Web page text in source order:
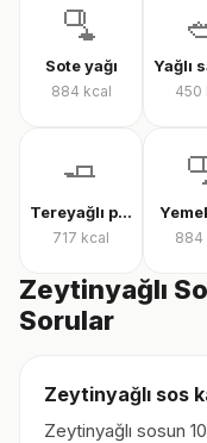
🫗
Sote yağı
884 kcal 450
🧈
Tereyağlı pul biber sosu
717 kcal 884
Zeytinyağlı
Sorular
Zeytinyağlı sos
Zeytinyağlı sosun